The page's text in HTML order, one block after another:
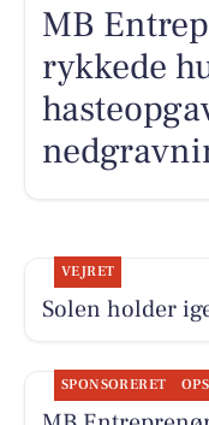
MB
rykkede
VEJRET
Solen holder
SPONSORERET